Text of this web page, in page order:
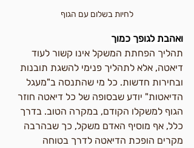
לחיות בשלום עם הגוף
ואהבת לגופך כמוך
תהליך הפחתת המשקל אינו קשור לעוד
דיאטה, אלא לתהליך פנימי להשגת תובנות
ובחירות חדשות. כל מי שהתנסה ב"מעגל
הדיאטות" יודע שבסופה של כל דיאטה חוזר
הגוף למשקלו הקודם, במקרה הטוב. בדרך
כלל, אף מוסיף האדם משקל, כך שבהרבה
מקרים הופכת הדיאטה לדרך בטוחה